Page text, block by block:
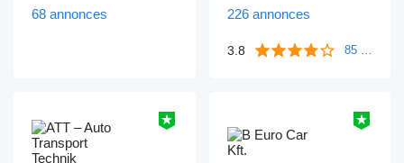
68 annonces
226 annonces
3.8 85 commentaires